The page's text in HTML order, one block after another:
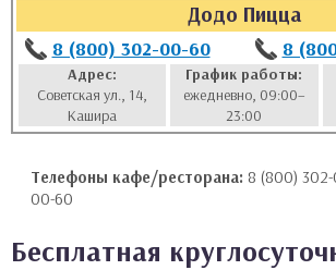
Додо Пицца
8 (800) 302-00-60 8
Адрес:
Советская ул., 14,
Кашира
График работы:
ежедневно, 09:00–
23:00
Телефоны кафе/ресторана: 8 (800)
00-60
Бесплатная